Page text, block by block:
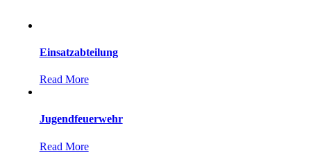
Einsatzabteilung
Read More
Jugendfeuerwehr
Read More